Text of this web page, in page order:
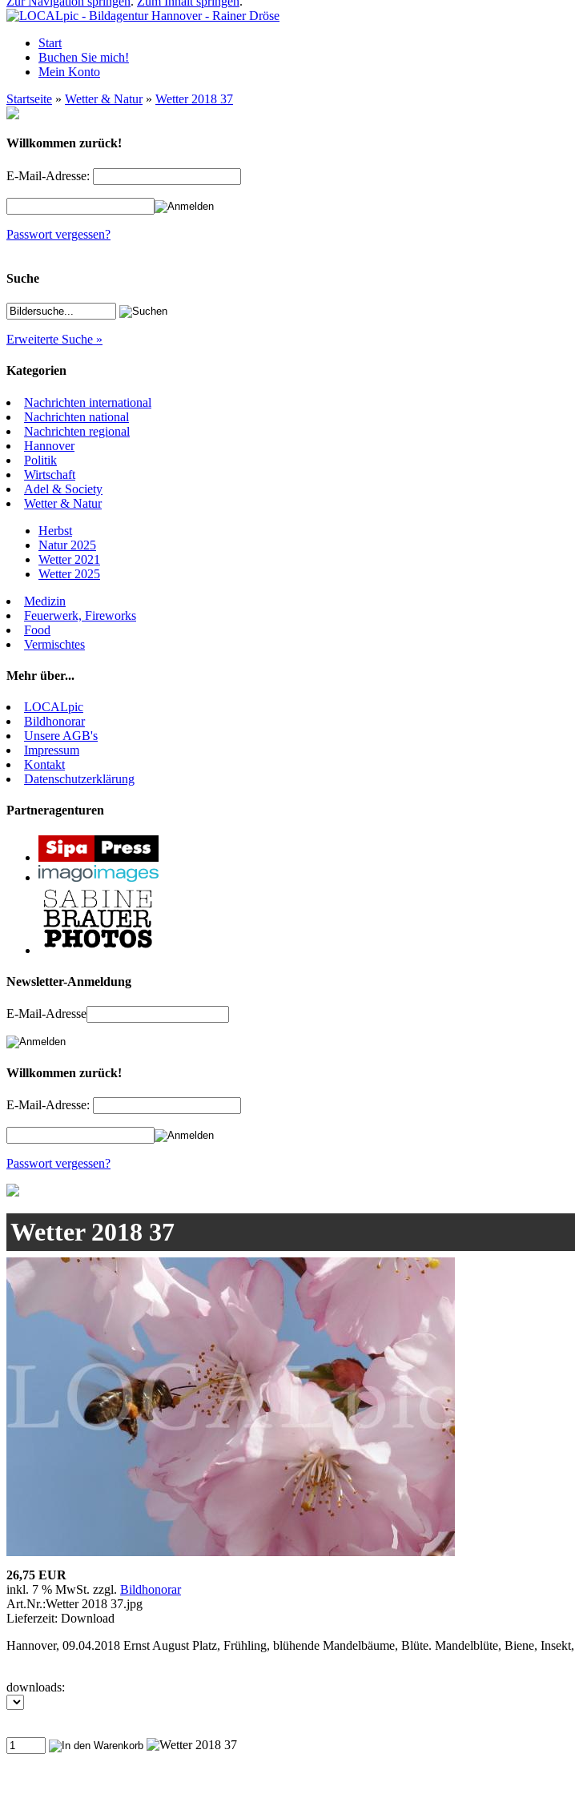
Start
Buchen Sie mich!
Mein Konto
Startseite » Wetter & Natur» Wetter 2018 37
Willkommen zurück!
E-Mail-Adresse:
Passwort vergessen?
Suche
Erweiterte Suche »
Kategorien
Nachrichten international
Nachrichten national
Nachrichten regional
Hannover
Politik
Wirtschaft
Adel & Society
Wetter & Natur
Herbst
Natur 2025
Wetter 2021
Wetter 2025
Medizin
Feuerwerk, Fireworks
Food
Vermischtes
Mehr über...
LOCALpic
Bildhonorar
Unsere AGB's
Impressum
Kontakt
Datenschutzerklärung
Partneragenturen
Newsletter-Anmeldung
E-Mail-Adresse
Willkommen zurück!
E-Mail-Adresse:
Passwort vergessen?
Wetter 2018 37
26,75 EUR
inkl. 7 % MwSt. zzgl. Bildhonorar
Art.Nr.:Wetter 2018 37.jpg
Lieferzeit: Download
Hannover, 09.04.2018 Ernst August Platz, Frühling, blühende Mandelbäume, Blüte. Mandelblüte, Biene,
downloads: